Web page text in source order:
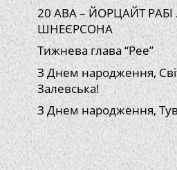
20 АВА – ЙОРЦАЙТ РАБІ
ШНЕЄРСОНА
Тижнева глава “Рее”
З Днем народження,
Залевська!
З Днем народження,